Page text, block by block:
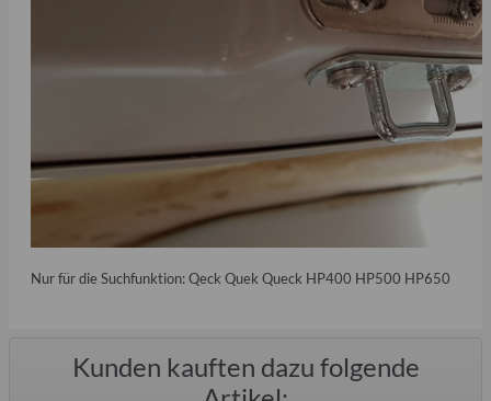
Nur für die Suchfunktion: Qeck Quek Queck HP400 HP500 HP650
Kunden kauften dazu folgende